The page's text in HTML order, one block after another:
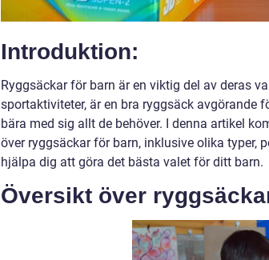
Introduktion:
Ryggsäckar för barn är en viktig del av deras
sportaktiviteter, är en bra ryggsäck avgörande
bära med sig allt de behöver. I denna artikel
över ryggsäckar för barn, inklusive olika
hjälpa dig att göra det bästa valet för ditt barn.
Översikt över